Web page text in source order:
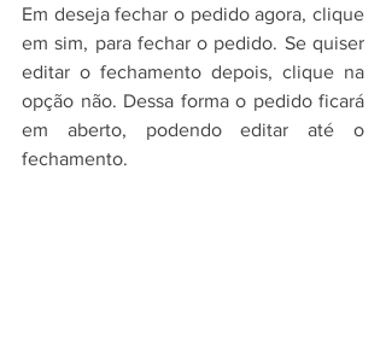
Em deseja fechar o pedido agora, clique
em sim, para fechar o pedido. Se quiser
editar o fechamento depois, clique na
opção não. Dessa forma o pedido ficará
em aberto, podendo editar até o
fechamento.